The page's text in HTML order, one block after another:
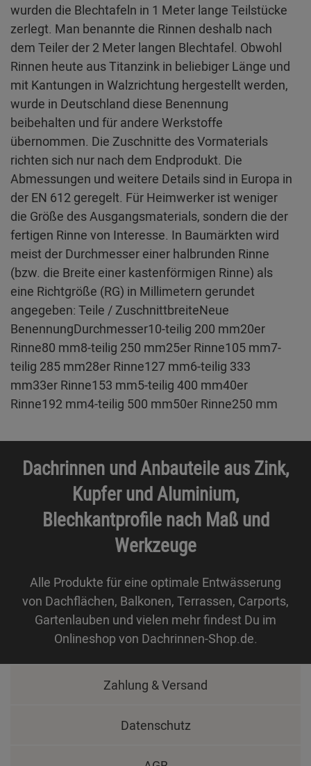
wurden die Blechtafeln in 1 Meter lange Teilstücke
zerlegt. Man benannte die Rinnen deshalb nach
dem Teiler der 2 Meter langen Blechtafel. Obwohl
Rinnen heute aus Titanzink in beliebiger Länge und
mit Kantungen in Walzrichtung hergestellt werden,
wurde in Deutschland diese Benennung
beibehalten und für andere Werkstoffe
übernommen. Die Zuschnitte des Vormaterials
richten sich nur nach dem Endprodukt. Die
Abmessungen und weitere Details sind in Europa in
der EN 612 geregelt. Für Heimwerker ist weniger
die Größe des Ausgangsmaterials, sondern die der
fertigen Rinne von Interesse. In Baumärkten wird
meist der Durchmesser einer halbrunden Rinne
(bzw. die Breite einer kastenförmigen Rinne) als
eine Richtgröße (RG) in Millimetern gerundet
angegeben: Teile / ZuschnittbreiteNeue
BenennungDurchmesser10-teilig 200 mm20er
Rinne80 mm8-teilig 250 mm25er Rinne105 mm7-
teilig 285 mm28er Rinne127 mm6-teilig 333
mm33er Rinne153 mm5-teilig 400 mm40er
Rinne192 mm4-teilig 500 mm50er Rinne250 mm
Dachrinnen und Anbauteile aus Zink,
Kupfer und Aluminium,
Blechkantprofile nach Maß und
Werkzeuge
Alle Produkte für eine optimale Entwässerung
von Dachflächen, Balkonen, Terrassen, Carports,
Gartenlauben und vielen mehr findest Du im
Onlineshop von Dachrinnen-Shop.de.
Zahlung & Versand
Datenschutz